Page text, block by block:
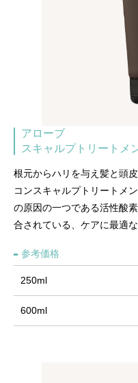
アローブ
スキャルプトリート
根元からハリを与え髪と頭
コンスキャルプトリートメ
の原因の一つである活性酸
合されている、ケアに最適
参考価格
250ml
600ml